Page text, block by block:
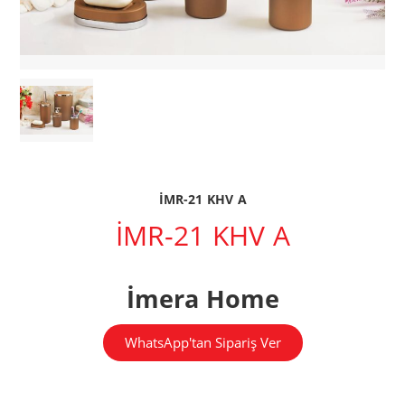
İMR-21 KHV A
İMR-21 KHV A
İmera Home
WhatsApp'tan Sipariş Ver